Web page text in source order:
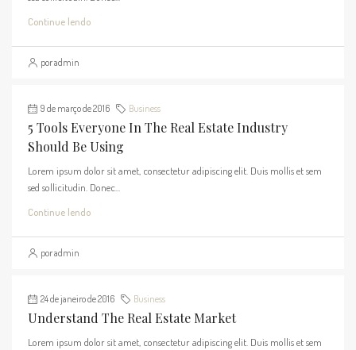
Continue lendo
por admin
9 de março de 2016 Business
5 Tools Everyone In The Real Estate Industry
Should Be Using
Lorem ipsum dolor sit amet, consectetur adipiscing elit. Duis mollis et sem
sed sollicitudin. Donec...
Continue lendo
por admin
24 de janeiro de 2016 Business
Understand The Real Estate Market
Lorem ipsum dolor sit amet, consectetur adipiscing elit. Duis mollis et sem